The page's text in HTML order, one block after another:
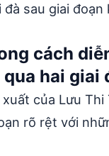
đà sau giai
cách
hai giai
của Lưu Thi
rõ rệt với